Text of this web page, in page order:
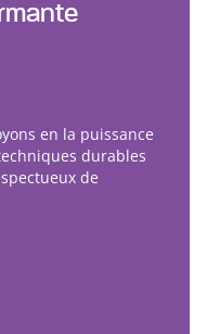
en la puissance
durables
de